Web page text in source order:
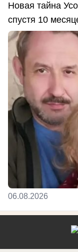
Новая тайна
спустя 10
06.08.2026